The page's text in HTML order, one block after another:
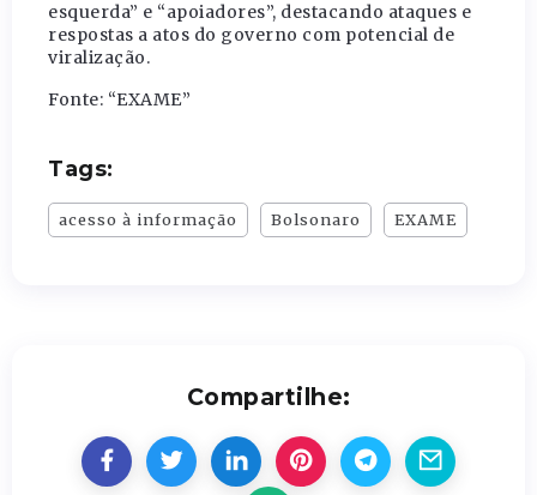
esquerda” e “apoiadores”, destacando ataques e
respostas a atos do governo com potencial de
viralização.
Fonte: “EXAME”
Tags:
acesso à informação Bolsonaro EXAME
Compartilhe: